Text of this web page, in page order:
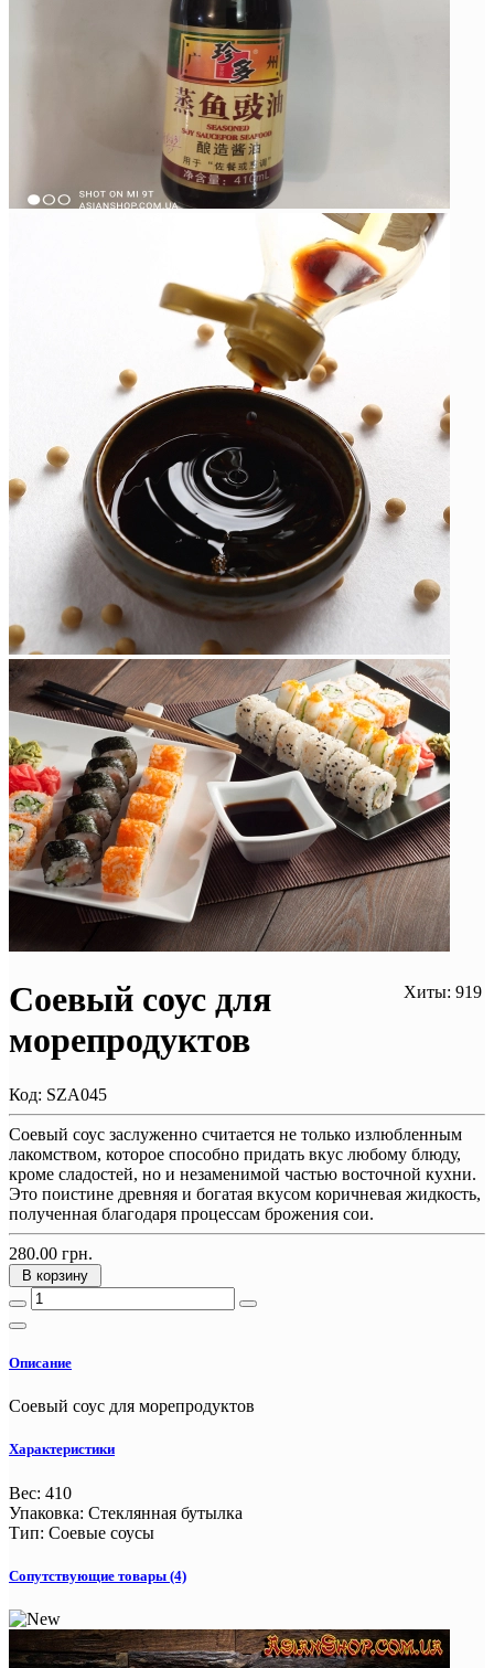
Хиты: 919
Соевый соус для
морепродуктов
Код: SZA045
Соевый соус заслуженно считается не только излюбленным
лакомством, которое способно придать вкус любому блюду,
кроме сладостей, но и незаменимой частью восточной кухни.
Это поистине древняя и богатая вкусом коричневая жидкость,
полученная благодаря процессам брожения сои.
280.00 грн.
В корзину
Описание
Соевый соус для морепродуктов
Характеристики
Вес: 410
Упаковка: Стеклянная бутылка
Тип: Соевые соусы
Сопутствующие товары (4)